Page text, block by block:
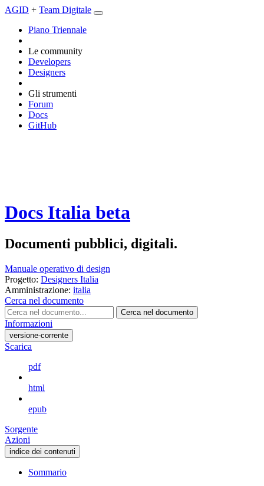
AGID + Team Digitale
Piano Triennale
Le community
Developers
Designers
Gli strumenti
Forum
Docs
GitHub
Docs Italia beta
Documenti pubblici, digitali.
Manuale operativo di design
Progetto: Designers Italia
Amministrazione: italia
Cerca nel documento
Cerca nel documento
Informazioni
versione-corrente
Scarica
pdf
html
epub
Sorgente
Azioni
indice dei contenuti
Sommario